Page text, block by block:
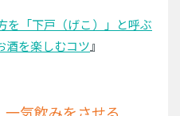
を「下戸（げこ）」と呼ぶ
酒を楽しむコツ』